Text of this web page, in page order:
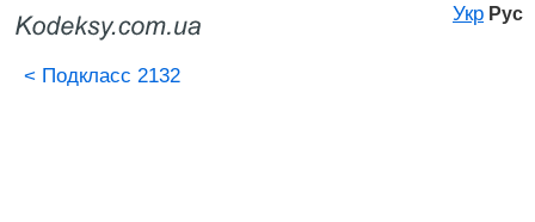
Укр Рус
< Подкласс 2132